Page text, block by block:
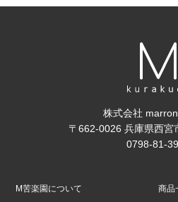
株式会社
〒662-0026 兵庫県西宮
0798-81-
M苦楽園について 商品